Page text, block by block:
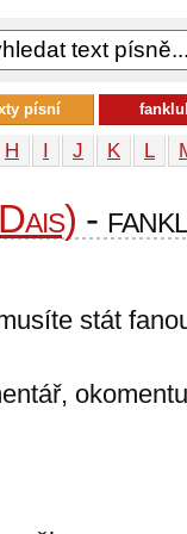
H I J K L
-
stát
písní